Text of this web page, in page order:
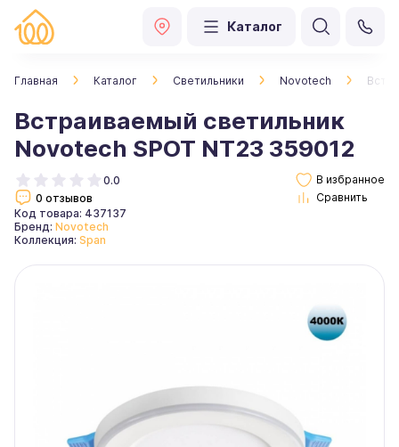
Каталог
Главная Каталог Светильники Novotech
Встраиваемый светильник
Novotech SPOT NT23 359012
0.0
0 отзывов
Код товара: 437137
Бренд: Novotech
Коллекция: Span